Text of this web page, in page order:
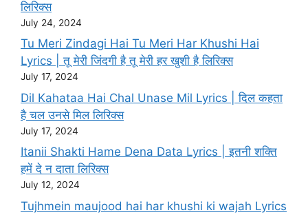
लिरिक्स
July 24, 2024
Tu Meri Zindagi Hai Tu Meri Har Khushi Hai
Lyrics | तू मेरी जिंदगी है तू मेरी हर खुशी है लिरिक्स
July 17, 2024
Dil Kahataa Hai Chal Unase Mil Lyrics | दिल कहता
है चल उनसे मिल लिरिक्स
July 17, 2024
Itanii Shakti Hame Dena Data Lyrics | इतनी शक्ति
हमें दे न दाता लिरिक्स
July 12, 2024
Tujhmein maujood hai har khushi ki wajah Lyrics